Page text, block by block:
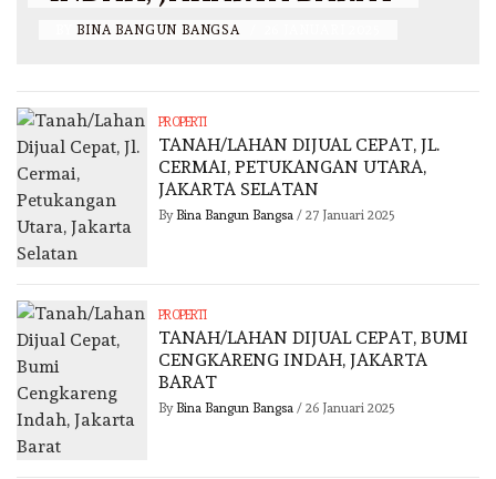
BINA BANGUN BANGSA
PROPERTI
TANAH/LAHAN DIJUAL CEPAT, JL.
CERMAI, PETUKANGAN UTARA,
JAKARTA SELATAN
By Bina Bangun Bangsa/ 27 Januari 2025
PROPERTI
TANAH/LAHAN DIJUAL CEPAT, BUMI
CENGKARENG INDAH, JAKARTA
BARAT
By Bina Bangun Bangsa/ 26 Januari 2025